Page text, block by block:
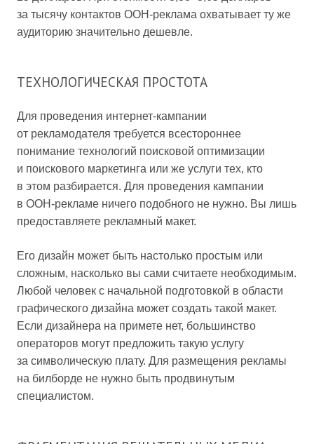
за тысячу контактов OOH-реклама охватывает ту же
аудиторию значительно дешевле.
ТЕХНОЛОГИЧЕСКАЯ ПРОСТОТА
Для проведения интернет-кампании
от рекламодателя требуется всестороннее
понимание технологий поисковой оптимизации
и поискового маркетинга или же услуги тех, кто
в этом разбирается. Для проведения кампании
в OOH-рекламе ничего подобного не нужно. Вы лишь
предоставляете рекламный макет.
Его дизайн может быть настолько простым или
сложным, насколько вы сами считаете необходимым.
Любой человек с начальной подготовкой в области
графического дизайна может создать такой макет.
Если дизайнера на примете нет, большинство
операторов могут предложить такую услугу
за символическую плату. Для размещения рекламы
на билборде не нужно быть продвинутым
специалистом.